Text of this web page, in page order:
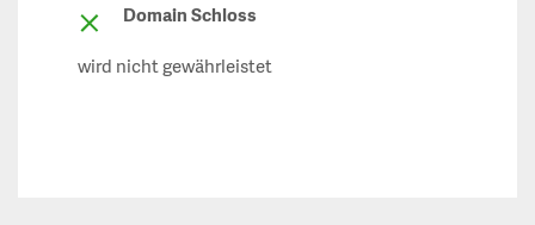
Domain Schloss
wird nicht gewährleistet